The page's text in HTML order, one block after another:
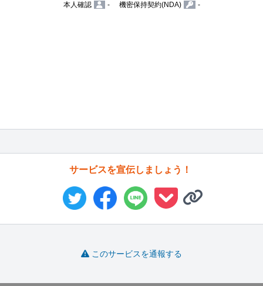
本人確認
- 機密保持契約(NDA) -
サービスを宣伝しましょう！
このサービスを通報する